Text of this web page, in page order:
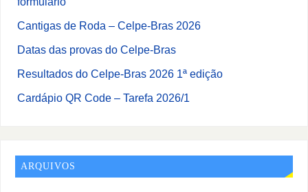
Cantigas de Roda – Celpe-Bras 2026
Datas das provas do Celpe-Bras
Resultados do Celpe-Bras 2026 1ª edição
Cardápio QR Code – Tarefa 2026/1
ARQUIVOS